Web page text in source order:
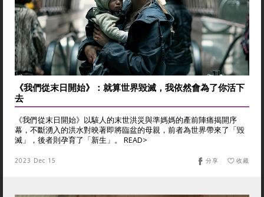
《我們從末日開始》：就算世界毀滅，我依然會為了你活下
去
《我們從末日開始》以駭人的末世洪災與準媽媽的產前陣痛揭開序
幕，不斷湧入的洪水對映著即將臨盆的母親，前者為世界帶來了「毀
滅」，後者則孕育了「新生」。 READ>
2023 Dec 15 收藏
分享